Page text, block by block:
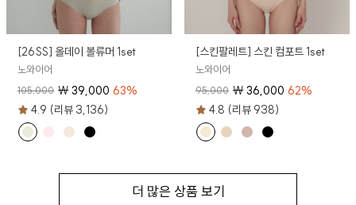
[26SS] 올데이 볼류머 1set
노와이어
105,000 ₩39,000 63%
4.9 (리뷰 3,136)
[스킨팔레트] 스킨 컴포트 1set
노와이어
95,000 ₩36,000 62%
4.8 (리뷰 938)
더 많은 상품 보기